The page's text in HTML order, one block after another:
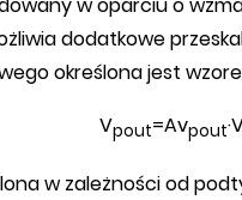
w oparciu o
dodatkowe
określona jest
Vpout=Avpout
w zależności od